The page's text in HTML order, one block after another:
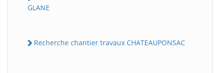
GLANE
Recherche chantier travaux CHATEAUPONSAC